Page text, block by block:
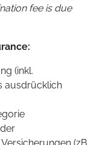
fee is due
(inkl.
ausdrücklich